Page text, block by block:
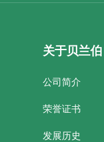
关于贝兰伯
公司简介
荣誉证书
发展历史